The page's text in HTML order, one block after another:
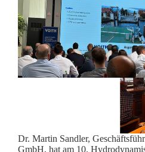
Dr. Martin Sandler,
GmbH, hat am 10.